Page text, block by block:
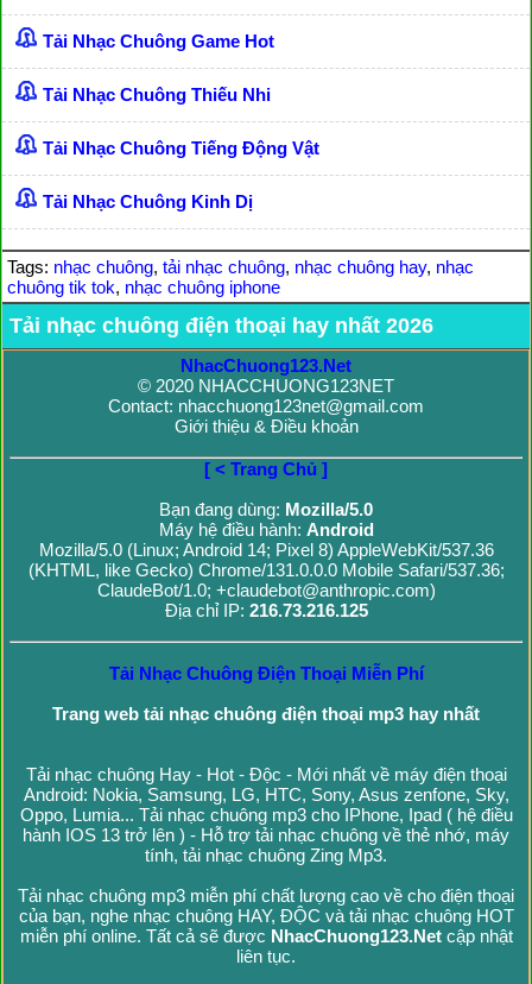
Tải Nhạc Chuông Game Hot
Tải Nhạc Chuông Thiếu Nhi
Tải Nhạc Chuông Tiếng Động Vật
Tải Nhạc Chuông Kinh Dị
Tags: nhạc chuông, tải nhạc chuông, nhạc chuông hay, nhạc
chuông tik tok, nhạc chuông iphone
Tải nhạc chuông điện thoại hay nhất 2026
NhacChuong123.Net
© 2020 NHACCHUONG123NET
Contact: nhacchuong123net@gmail.com
Giới thiệu & Điều khoản
[ < Trang Chủ ]
Bạn đang dùng: Mozilla/5.0
Máy hệ điều hành: Android
Mozilla/5.0 (Linux; Android 14; Pixel 8) AppleWebKit/537.36
(KHTML, like Gecko) Chrome/131.0.0.0 Mobile Safari/537.36;
ClaudeBot/1.0; +claudebot@anthropic.com)
Địa chỉ IP: 216.73.216.125
Tải Nhạc Chuông Điện Thoại Miễn Phí
Trang web tải nhạc chuông điện thoại mp3 hay nhất
Tải nhạc chuông Hay - Hot - Độc - Mới nhất về máy điện thoại
Android: Nokia, Samsung, LG, HTC, Sony, Asus zenfone, Sky,
Oppo, Lumia... Tải nhạc chuông mp3 cho IPhone, Ipad ( hệ điều
hành IOS 13 trở lên ) - Hỗ trợ tải nhạc chuông về thẻ nhớ, máy
tính, tải nhạc chuông Zing Mp3.
Tải nhạc chuông mp3 miễn phí chất lượng cao về cho điện thoại
của bạn, nghe nhạc chuông HAY, ĐỘC và tải nhạc chuông HOT
miễn phí online. Tất cả sẽ được NhacChuong123.Netcập nhật
liên tục.